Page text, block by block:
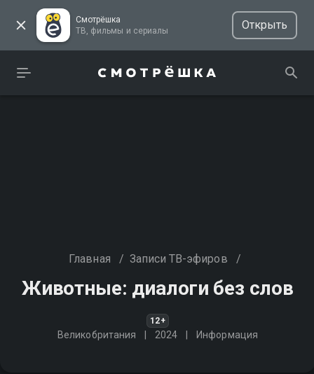
Смотрёшка
ТВ, фильмы и сериалы
Открыть
Главная / Записи ТВ-эфиров /
Животные: диалоги без слов
12+
Великобритания 2024 Информация